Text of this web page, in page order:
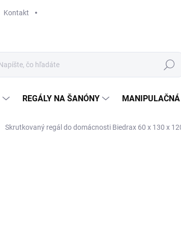
Kontakt
Hľadať
REGÁLY NA ŠANÓNY
Skrutkovaný regál do domácnosti Biedrax 60 x 130 x